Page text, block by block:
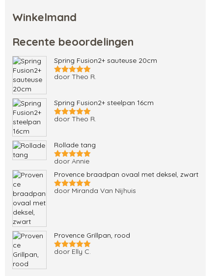
Winkelmand
Recente beoordelingen
Spring Fusion2+ sauteuse 20cm
Gewaardeerd
door Theo R.
Spring Fusion2+ steelpan 16cm
Gewaardeerd
door Theo R.
Rollade tang
Gewaardeerd
door Annie
Provence braadpan ovaal met deksel, zwart
Gewaardeerd
door Miranda Van Nijhuis
Provence Grillpan, rood
Gewaardeerd
door Elly C.